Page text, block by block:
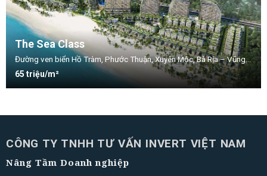
The Sea Class
Đường ven biển Hồ Tràm, Phước Thuận, Xuyên Mộc, Bà Rịa – Vũng Tàu, nhà phố The Sea Class
65 triệu/m²
CÔNG TY TNHH TƯ VẤN INVERT VIỆT NAM
Nâng Tầm Doanh nghiệp